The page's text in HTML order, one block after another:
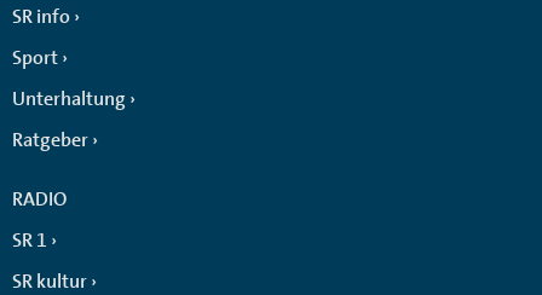
SR info
Sport
Unterhaltung
Ratgeber
RADIO
SR 1
SR kultur